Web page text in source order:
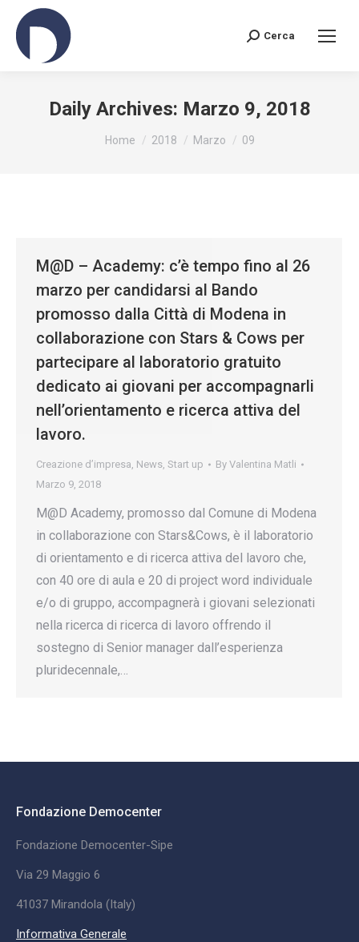
Search:
Cerca
Daily Archives: Marzo 9, 2018
You are here:
Home 2018 Marzo 09
M@D – Academy: c’è tempo fino al 26
marzo per candidarsi al Bando
promosso dalla Città di Modena in
collaborazione con Stars & Cows per
partecipare al laboratorio gratuito
dedicato ai giovani per accompagnarli
nell’orientamento e ricerca attiva del
lavoro.
Creazione d’impresa, News, Start up By Valentina Matli
Marzo 9, 2018
M@D Academy, promosso dal Comune di Modena
in collaborazione con Stars&Cows, è il laboratorio
di orientamento e di ricerca attiva del lavoro che,
con 40 ore di aula e 20 di project word individuale
e/o di gruppo, accompagnerà i giovani selezionati
nella ricerca di ricerca di lavoro offrendo il
sostegno di Senior manager dall’esperienza
pluridecennale,…
Fondazione Democenter
Fondazione Democenter-Sipe
Via 29 Maggio 6
41037 Mirandola (Italy)
Informativa Generale